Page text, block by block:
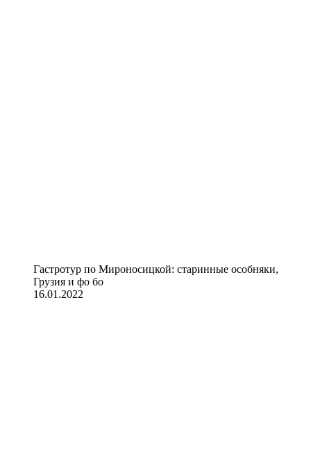
Гастротур по Мироносицкой: старинные особняки,
Грузия и фо бо
16.01.2022